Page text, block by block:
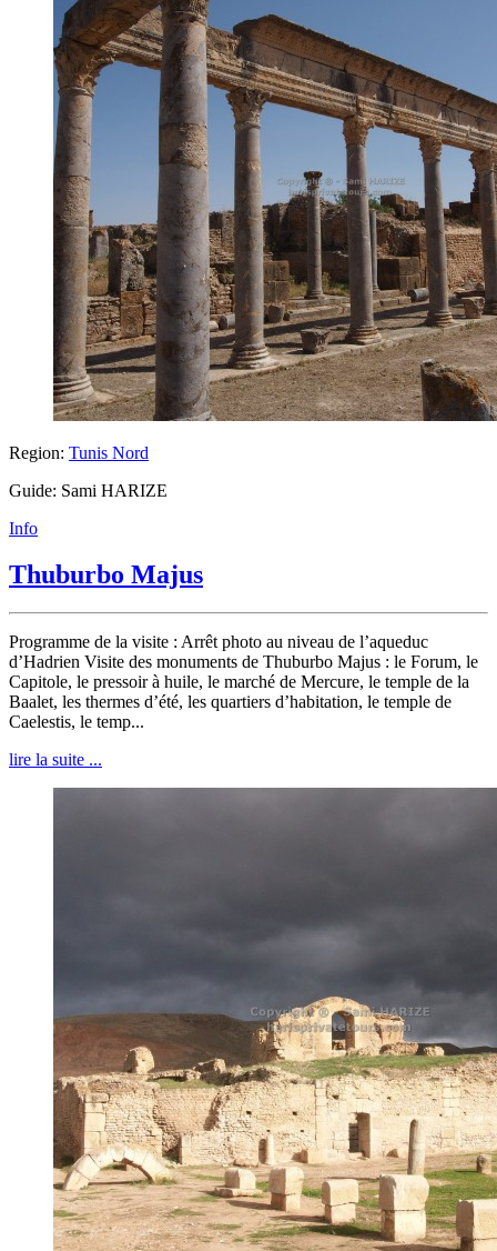
Region: Tunis Nord
Guide: Sami HARIZE
Info
Thuburbo Majus
Programme de la visite : Arrêt photo au niveau de l’aqueduc
d’Hadrien Visite des monuments de Thuburbo Majus : le Forum, le
Capitole, le pressoir à huile, le marché de Mercure, le temple de la
Baalet, les thermes d’été, les quartiers d’habitation, le temple de
Caelestis, le temp...
lire la suite ...